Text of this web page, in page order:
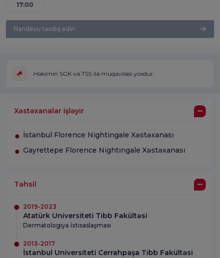
17:00
Randevu təsdiq edin
Həkimin SGK və TSS ilə müqaviləsi yoxdur.
Xəstəxanalar işləyir
İstanbul Florence Nightingale Xəstəxanası
Gayrettepe Florence Nightingale Xəstəxanası
Təhsil
2019-2023
Atatürk Universiteti Tibb Fakültəsi
Dermatologiya İxtisaslaşması
2013-2017
İstanbul Universiteti Cerrahpaşa Tibb Fakültəsi